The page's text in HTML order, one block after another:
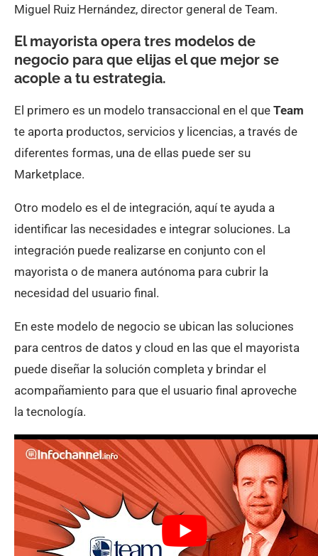
Miguel Ruiz Hernández, director general de Team.
El mayorista opera tres modelos de
negocio para que elijas el que mejor se
acople a tu estrategia.
El primero es un modelo transaccional en el que Team
te aporta productos, servicios y licencias, a través de
diferentes formas, una de ellas puede ser su
Marketplace.
Otro modelo es el de integración, aquí te ayuda a
identificar las necesidades e integrar soluciones. La
integración puede realizarse en conjunto con el
mayorista o de manera autónoma para cubrir la
necesidad del usuario final.
En este modelo de negocio se ubican las soluciones
para centros de datos y cloud en las que el mayorista
puede diseñar la solución completa y brindar el
acompañamiento para que el usuario final aproveche
la tecnología.